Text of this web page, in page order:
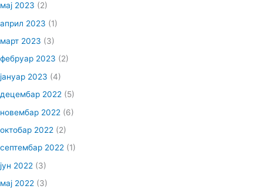
мај 2023 (2)
април 2023 (1)
март 2023 (3)
фебруар 2023 (2)
јануар 2023 (4)
децембар 2022 (5)
новембар 2022 (6)
октобар 2022 (2)
септембар 2022 (1)
јун 2022 (3)
мај 2022 (3)